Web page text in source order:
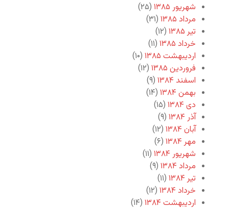
شهریور ۱۳۸۵
(۲۵)
مرداد ۱۳۸۵
(۳۱)
تیر ۱۳۸۵
(۱۲)
خرداد ۱۳۸۵
(۱۱)
اردیبهشت ۱۳۸۵
(۱۰)
فروردین ۱۳۸۵
(۱۲)
اسفند ۱۳۸۴
(۹)
بهمن ۱۳۸۴
(۱۴)
دی ۱۳۸۴
(۱۵)
آذر ۱۳۸۴
(۹)
آبان ۱۳۸۴
(۱۲)
مهر ۱۳۸۴
(۶)
شهریور ۱۳۸۴
(۱۱)
مرداد ۱۳۸۴
(۹)
تیر ۱۳۸۴
(۱۱)
خرداد ۱۳۸۴
(۱۲)
اردیبهشت ۱۳۸۴
(۱۴)